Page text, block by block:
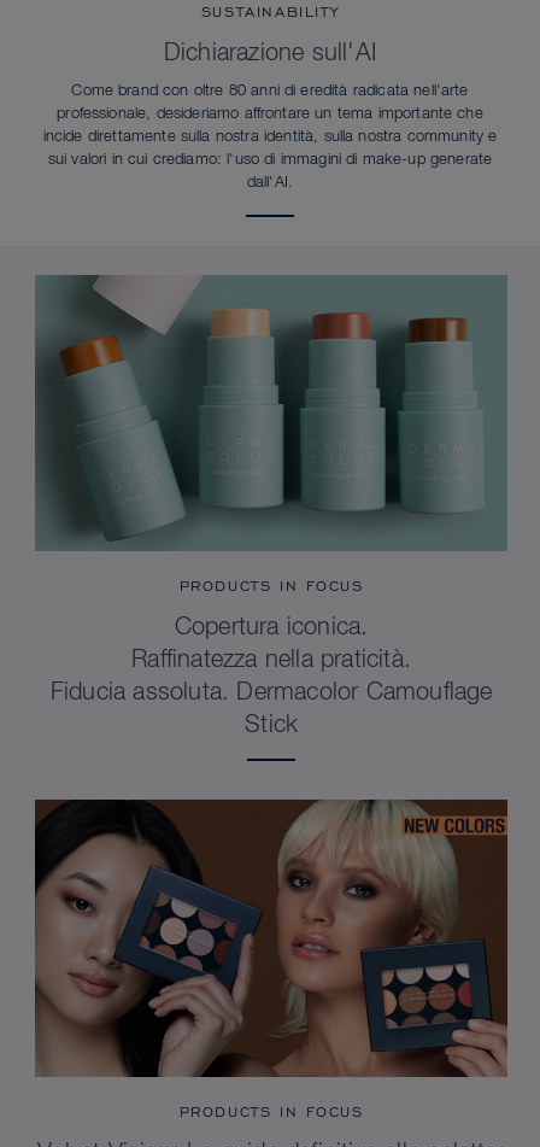
SUSTAINABILITY
Dichiarazione sull'AI
Come brand con oltre 80 anni di eredità radicata nell'arte
professionale, desideriamo affrontare un tema importante che
incide direttamente sulla nostra identità, sulla nostra community e
sui valori in cui crediamo: l'uso di immagini di make-up generate
dall'AI.
PRODUCTS IN FOCUS
Copertura iconica.
Raffinatezza nella praticità.
Fiducia assoluta. Dermacolor Camouflage
Stick
PRODUCTS IN FOCUS